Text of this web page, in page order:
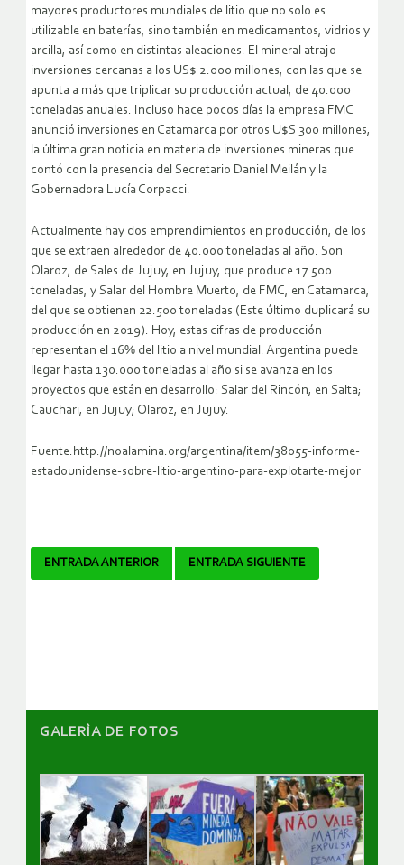
mayores productores mundiales de litio que no solo es
utilizable en baterías, sino también en medicamentos, vidrios y
arcilla, así como en distintas aleaciones. El mineral atrajo
inversiones cercanas a los US$ 2.000 millones, con las que se
apunta a más que triplicar su producción actual, de 40.000
toneladas anuales. Incluso hace pocos días la empresa FMC
anunció inversiones en Catamarca por otros U$S 300 millones,
la última gran noticia en materia de inversiones mineras que
contó con la presencia del Secretario Daniel Meilán y la
Gobernadora Lucía Corpacci.
Actualmente hay dos emprendimientos en producción, de los
que se extraen alrededor de 40.000 toneladas al año. Son
Olaroz, de Sales de Jujuy, en Jujuy, que produce 17.500
toneladas, y Salar del Hombre Muerto, de FMC, en Catamarca,
del que se obtienen 22.500 toneladas (Este último duplicará su
producción en 2019). Hoy, estas cifras de producción
representan el 16% del litio a nivel mundial. Argentina puede
llegar hasta 130.000 toneladas al año si se avanza en los
proyectos que están en desarrollo: Salar del Rincón, en Salta;
Cauchari, en Jujuy; Olaroz, en Jujuy.
Fuente:http://noalamina.org/argentina/item/38055-informe-
estadounidense-sobre-litio-argentino-para-explotarte-mejor
Navegador
ENTRADA ANTERIOR ENTRADA SIGUIENTE
GALERÌA DE FOTOS